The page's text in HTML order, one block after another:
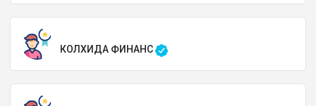
КОЛХИДА ФИНАНС